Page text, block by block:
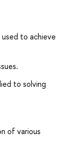
to achieve
to solving
of various